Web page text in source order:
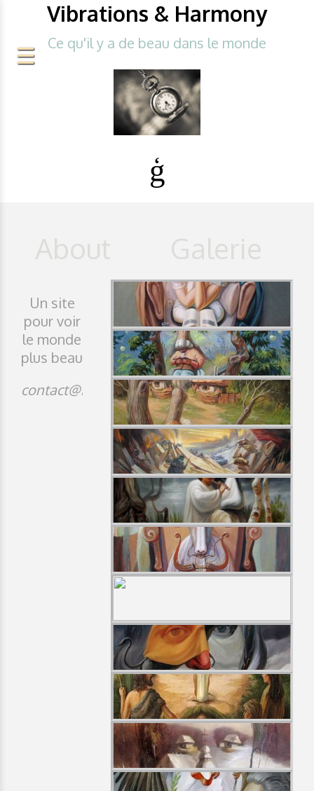
Vibrations & Harmony
Ce qu'il y a de beau dans le monde
Un site
pour voir
le monde
plus beau
contact@idji.org